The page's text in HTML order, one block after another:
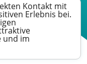
Kontakt mit
Erlebnis bei.
und im